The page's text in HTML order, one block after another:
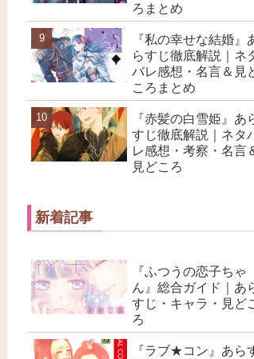
ろまとめ
『私の幸せな結婚』
らすじ徹底解説｜ネ
バレ感想・名言＆見
ころまとめ
『赤髪の白雪姫』あ
すじ徹底解説｜ネタ
レ感想・考察・名言
見どころ
新着記事
『ふつうの恋子ちゃ
ん』総合ガイド｜あ
すじ・キャラ・見ど
ろ
『ラブ★コン』あら